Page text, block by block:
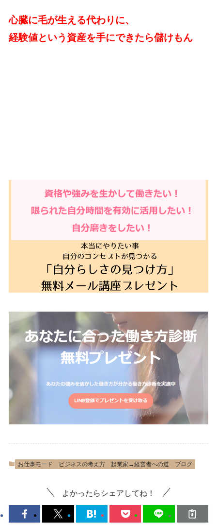
心臓に毛が生える代わりに、
経験値という資産を手にできたら儲けもん
お仕事モード ビジネスの考え方 起業家→経営者への道 ブログ
よかったらシェアしてね！